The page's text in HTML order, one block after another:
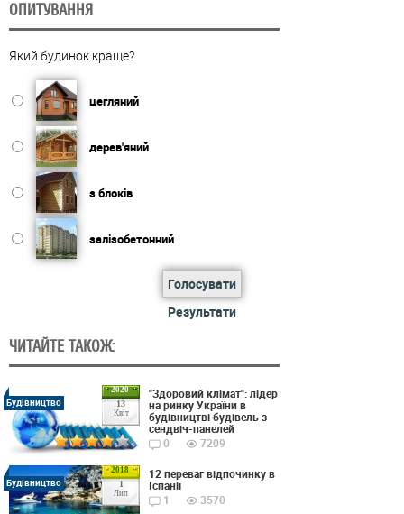
ОПИТУВАННЯ
Який будинок краще?
цегляний
дерев'яний
з блоків
залізобетонний
Голосувати
Результати
ЧИТАЙТЕ ТАКОЖ:
2020
13
Квіт
Будівництво
"Здоровий клімат": лідер
на ринку України в
будівництві будівель з
сендвіч-панелей
0
7209
2018
1
Лип
Будівництво
12 переваг відпочинку в
Іспанії
1
3570